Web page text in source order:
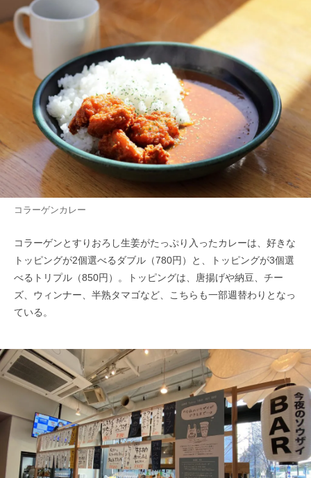
コラーゲンカレー
コラーゲンとすりおろし生姜がたっぷり入ったカレーは、好きな
トッピングが2個選べるダブル（780円）と、トッピングが3個選
べるトリプル（850円）。トッピングは、唐揚げや納豆、チー
ズ、ウィンナー、半熟タマゴなど、こちらも一部週替わりとなっ
ている。